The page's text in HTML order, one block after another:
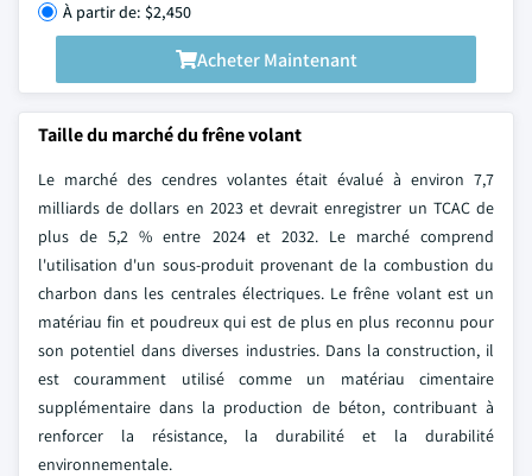
À partir de: $2,450
Acheter Maintenant
Taille du marché du frêne volant
Le marché des cendres volantes était évalué à environ 7,7
milliards de dollars en 2023 et devrait enregistrer un TCAC de
plus de 5,2 % entre 2024 et 2032. Le marché comprend
l'utilisation d'un sous-produit provenant de la combustion du
charbon dans les centrales électriques. Le frêne volant est un
matériau fin et poudreux qui est de plus en plus reconnu pour
son potentiel dans diverses industries. Dans la construction, il
est couramment utilisé comme un matériau cimentaire
supplémentaire dans la production de béton, contribuant à
renforcer la résistance, la durabilité et la durabilité
environnementale.